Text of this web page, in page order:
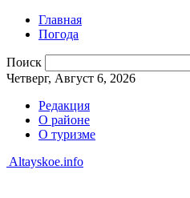
Главная
Погода
Поиск
Четверг, Август 6, 2026
Редакция
О районе
О туризме
Altayskoe.info